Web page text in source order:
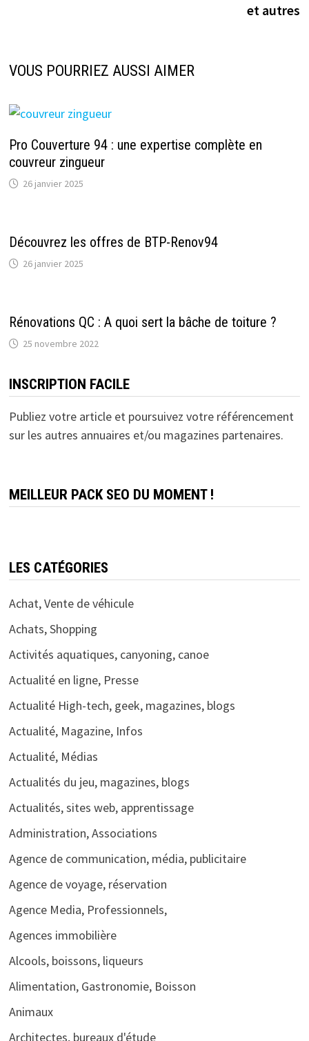
et autres
VOUS POURRIEZ AUSSI AIMER
Pro Couverture 94 : une expertise complète en
couvreur zingueur
26 janvier 2025
Découvrez les offres de BTP-Renov94
26 janvier 2025
Rénovations QC : A quoi sert la bâche de toiture ?
25 novembre 2022
INSCRIPTION FACILE
Publiez votre article et poursuivez votre référencement
sur les autres annuaires et/ou magazines partenaires.
MEILLEUR PACK SEO DU MOMENT !
LES CATÉGORIES
Achat, Vente de véhicule
Achats, Shopping
Activités aquatiques, canyoning, canoe
Actualité en ligne, Presse
Actualité High-tech, geek, magazines, blogs
Actualité, Magazine, Infos
Actualité, Médias
Actualités du jeu, magazines, blogs
Actualités, sites web, apprentissage
Administration, Associations
Agence de communication, média, publicitaire
Agence de voyage, réservation
Agence Media, Professionnels,
Agences immobilière
Alcools, boissons, liqueurs
Alimentation, Gastronomie, Boisson
Animaux
Architectes, bureaux d'étude